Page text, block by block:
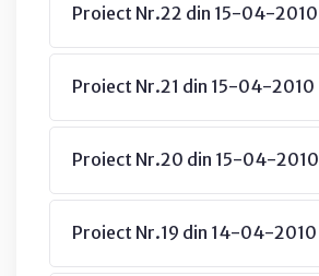
Proiect Nr.22 din 15-04-2010
Proiect Nr.21 din 15-04-2010
Proiect Nr.20 din 15-04-2010
Proiect Nr.19 din 14-04-2010